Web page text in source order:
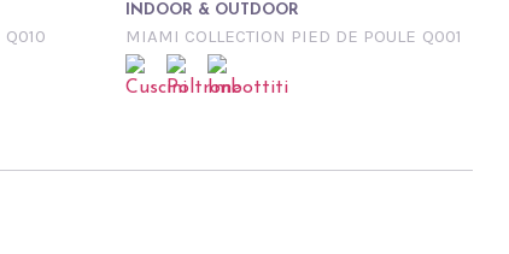
Q010
INDOOR & OUTDOOR
MIAMI COLLECTION PIED DE POULE Q001